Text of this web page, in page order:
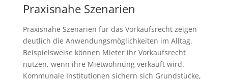
Praxisnahe Szenarien
Praxisnahe Szenarien für das Vorkaufsrecht zeigen
deutlich die Anwendungsmöglichkeiten im Alltag.
Beispielsweise können Mieter ihr Vorkaufsrecht
nutzen, wenn ihre Mietwohnung verkauft wird.
Kommunale Institutionen sichern sich Grundstücke,